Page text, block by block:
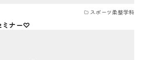
スポーツ柔整学科
ミナー♡